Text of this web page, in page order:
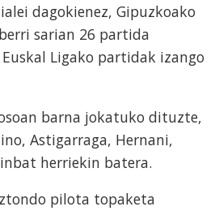
dagokienez, Gipuzkoako
sarian 26 partida
Ligako partidak izango
barna jokatuko dituzte,
Astigarraga, Hernani,
herriekin batera.
pilota topaketa